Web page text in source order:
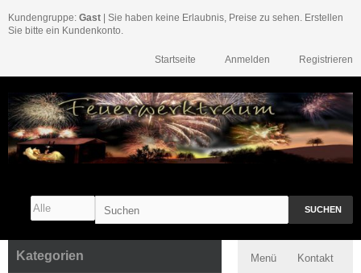
Kundengruppe: Gast | Sie haben keine Erlaubnis, Preise zu sehen. Erstellen
Sie bitte ein Kundenkonto.
Registrieren
Anmelden
Startseite
SUCHEN
Menü Kontakt
Kategorien